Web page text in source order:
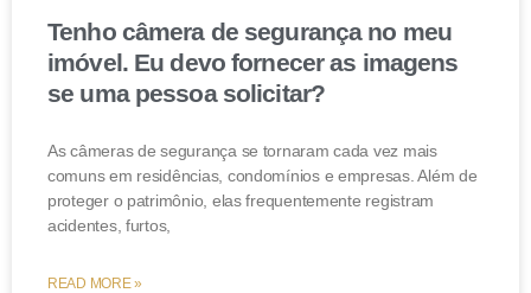
Tenho câmera de segurança no meu
imóvel. Eu devo fornecer as imagens
se uma pessoa solicitar?
As câmeras de segurança se tornaram cada vez mais
comuns em residências, condomínios e empresas. Além de
proteger o patrimônio, elas frequentemente registram
acidentes, furtos,
READ MORE »